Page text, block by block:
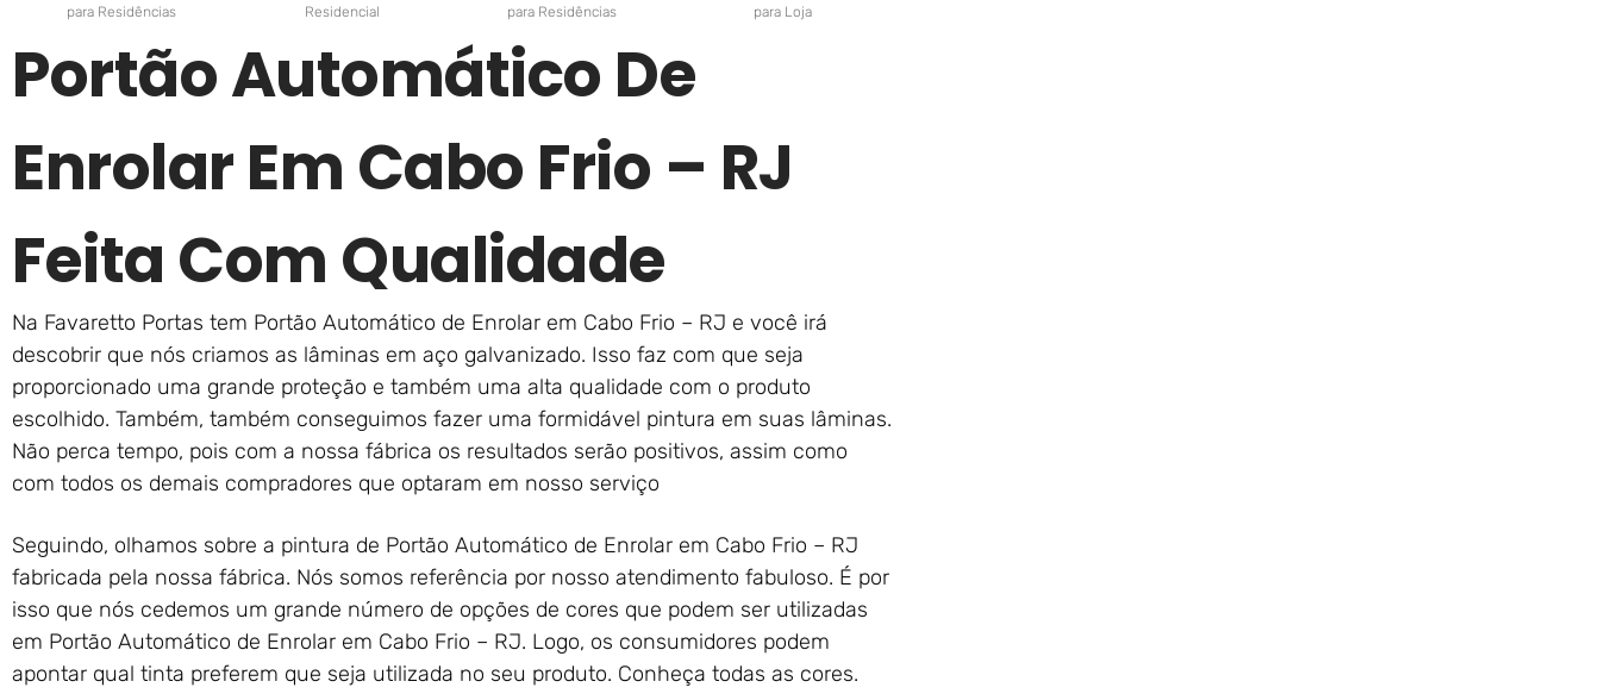
para Residências
Residencial
para Residências
para Loja
Portão Automático De
Enrolar Em Cabo Frio – RJ
Feita Com Qualidade
Na Favaretto Portas tem Portão Automático de Enrolar em Cabo Frio – RJ e você irá
descobrir que nós criamos as lâminas em aço galvanizado. Isso faz com que seja
proporcionado uma grande proteção e também uma alta qualidade com o produto
escolhido. Também, também conseguimos fazer uma formidável pintura em suas lâminas.
Não perca tempo, pois com a nossa fábrica os resultados serão positivos, assim como
com todos os demais compradores que optaram em nosso serviço
Seguindo, olhamos sobre a pintura de Portão Automático de Enrolar em Cabo Frio – RJ
fabricada pela nossa fábrica. Nós somos referência por nosso atendimento fabuloso. É por
isso que nós cedemos um grande número de opções de cores que podem ser utilizadas
em Portão Automático de Enrolar em Cabo Frio – RJ. Logo, os consumidores podem
apontar qual tinta preferem que seja utilizada no seu produto. Conheça todas as cores.